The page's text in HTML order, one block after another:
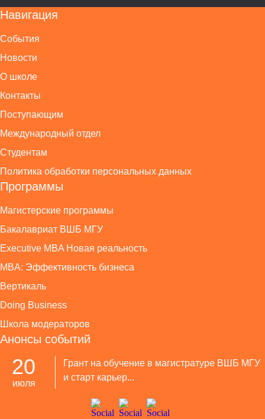
Навигация
События
Новости
О школе
Контакты
Поступающим
Международный отдел
Студентам
Политика обработки персональных данных
Программы
Магистерские программы
Бакалавриат ВШБ МГУ
Executive MBA Новая реальность
MBA: Эффективность бизнеса
Вертикаль
Doing Business
Школа модераторов
Анонсы событий
20
июля
Грант на обучение в магистратуре ВШБ МГУ
и старт карьер...